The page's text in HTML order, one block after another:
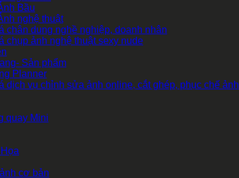
Bầu
nghệ thuật
chân dung nghề nghiệp, doanh nhân
chụp ảnh nghệ thuật sexy nude
Sản phẩm
Planner
dịch vụ chỉnh sửa ảnh online, cắt ghép, phục chế ảnh
quay Mini
cơ bản